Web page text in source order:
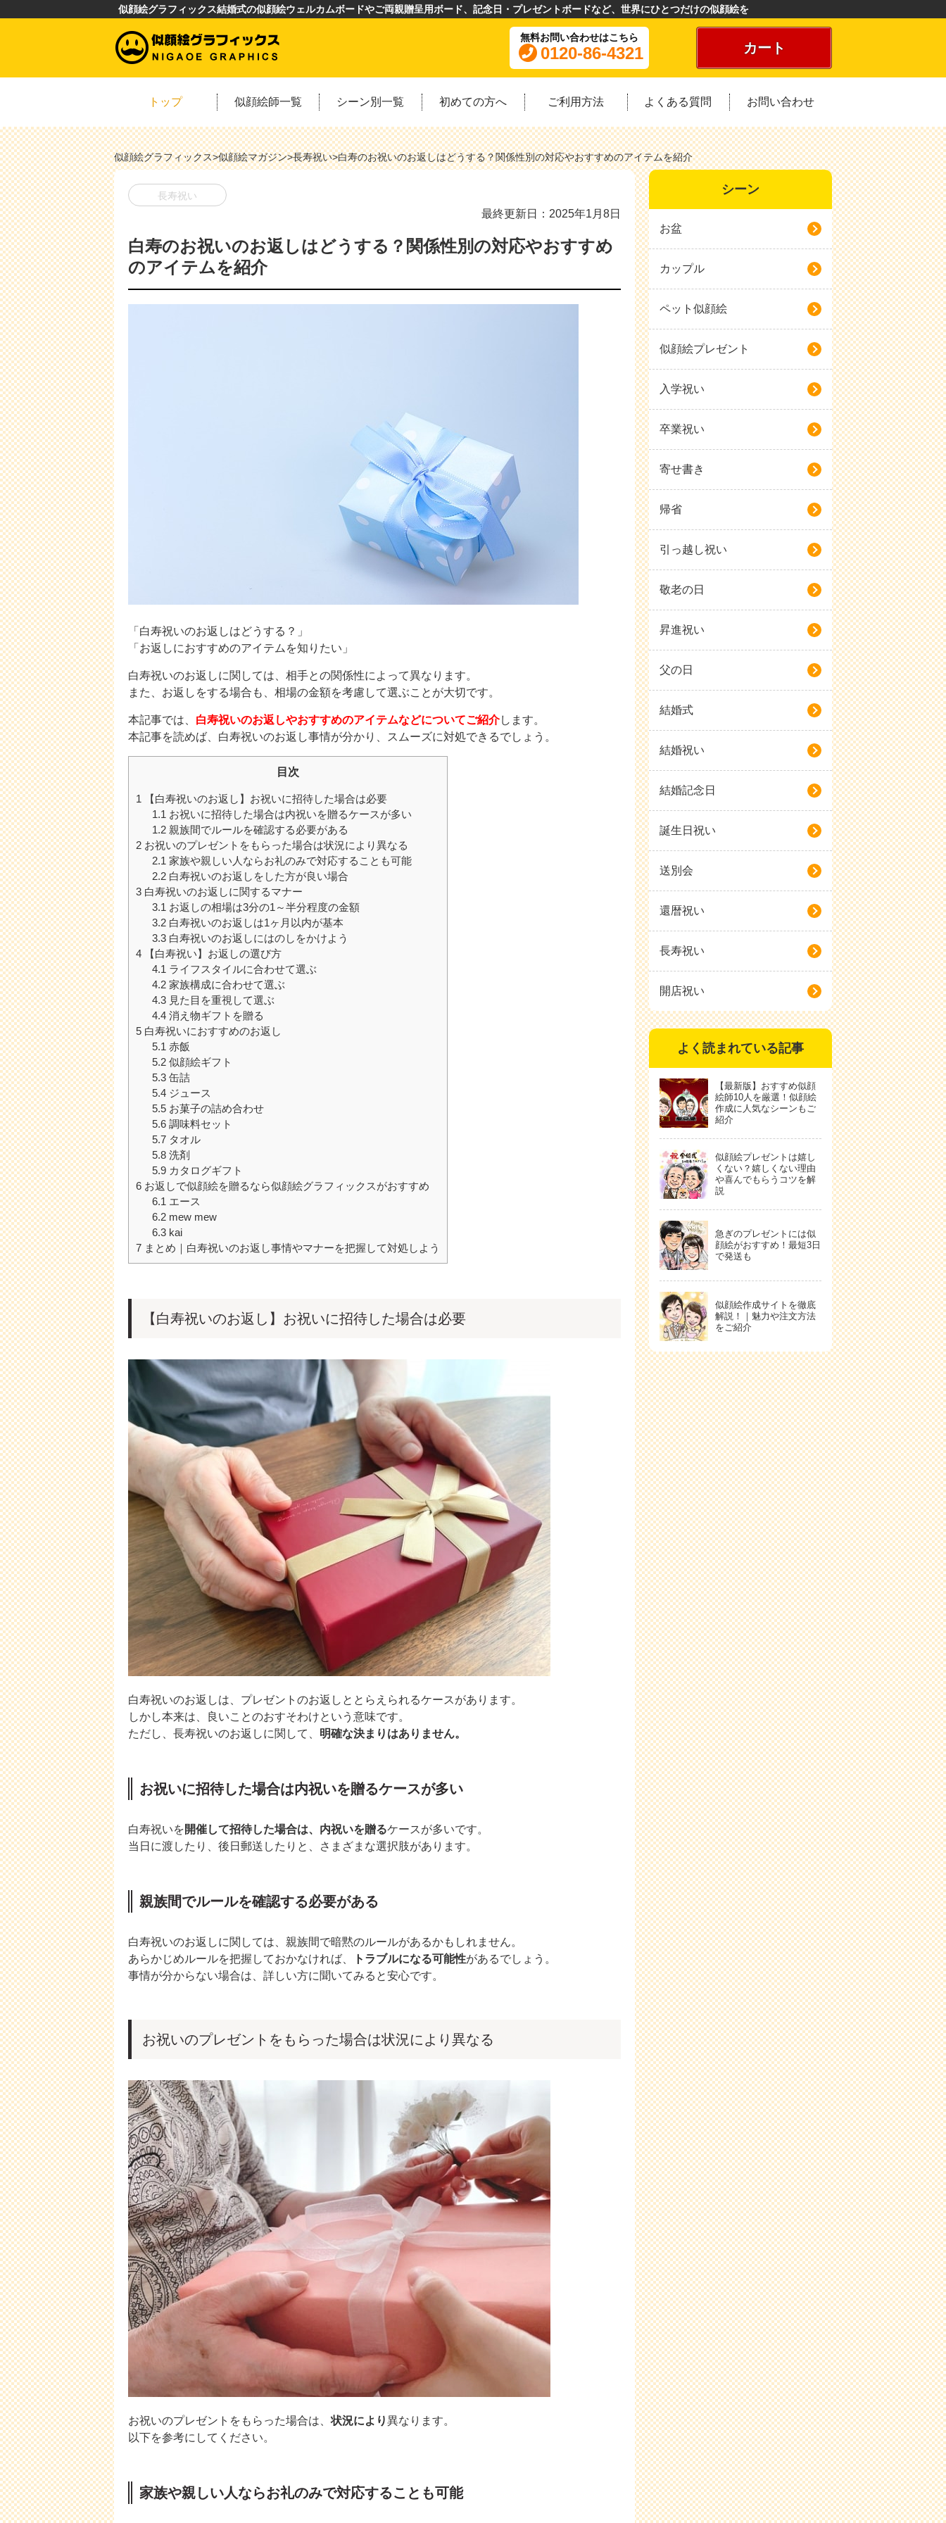
似顔絵グラフィックス結婚式の似顔絵ウェルカムボードやご両親贈呈用ボード、記念日・プレゼントボードなど、世界にひとつだけの似顔絵を
無料お問い合わせはこちら
0120-86-4321 カート
トップ 似顔絵師一覧 シーン別一覧 初めての方へ ご利用方法 よくある質問 お問い合わせ
似顔絵グラフィックス>似顔絵マガジン>長寿祝い>白寿のお祝いのお返しはどうする？関係性別の対応やおすすめのアイテムを紹介
長寿祝い
最終更新日：2025年1月8日
白寿のお祝いのお返しはどうする？関係性別の対応やおすすめ
のアイテムを紹介
「白寿祝いのお返しはどうする？」
「お返しにおすすめのアイテムを知りたい」
白寿祝いのお返しに関しては、相手との関係性によって異なります。
また、お返しをする場合も、相場の金額を考慮して選ぶことが大切です。
本記事では、 白寿祝いのお返しやおすすめのアイテムなどについてご紹介します。
本記事を読めば、白寿祝いのお返し事情が分かり、スムーズに対処できるでしょう。
目次
1 【白寿祝いのお返し】お祝いに招待した場合は必要
1.1 お祝いに招待した場合は内祝いを贈るケースが多い
1.2親族間でルールを確認する必要がある
2 お祝いのプレゼントをもらった場合は状況により異なる
2.1 家族や親しい人ならお礼のみで対応することも可能
2.2白寿祝いのお返しをした方が良い場合
3 白寿祝いのお返しに関するマナー
3.1 お返しの相場は3分の1～半分程度の金額
3.2白寿祝いのお返しは1ヶ月以内が基本
3.3白寿祝いのお返しにはのしをかけよう
4 【白寿祝い】お返しの選び方
4.1 ライフスタイルに合わせて選ぶ
4.2家族構成に合わせて選ぶ
4.3見た目を重視して選ぶ
4.4消え物ギフトを贈る
5 白寿祝いにおすすめのお返し
5.1 赤飯
5.2似顔絵ギフト
5.3缶詰
5.4ジュース
5.5お菓子の詰め合わせ
5.6調味料セット
5.7タオル
5.8洗剤
5.9カタログギフト
6 お返しで似顔絵を贈るなら似顔絵グラフィックスがおすすめ
6.1 エース
6.2mew mew
6.3kai
7 まとめ｜白寿祝いのお返し事情やマナーを把握して対処しよう
【白寿祝いのお返し】お祝いに招待した場合は必要
白寿祝いのお返しは、プレゼントのお返しととらえられるケースがあります。
しかし本来は、良いことのおすそわけという意味です。
ただし、長寿祝いのお返しに関して、 明確な決まりはありません。
お祝いに招待した場合は内祝いを贈るケースが多い
白寿祝いを開催して招待した場合は、内祝いを贈るケースが多いです。
当日に渡したり、後日郵送したりと、さまざまな選択肢があります。
親族間でルールを確認する必要がある
白寿祝いのお返しに関しては、親族間で暗黙のルールがあるかもしれません。
あらかじめルールを把握しておかなければ、
トラブルになる可能性があるでしょう。
事情が分からない場合は、詳しい方に聞いてみると安心です。
お祝いのプレゼントをもらった場合は状況により異なる
お祝いのプレゼントをもらった場合は、状況により異なります。
以下を参考にしてください。
家族や親しい人ならお礼のみで対応することも可能
シーン
お盆
カップル
ペット似顔絵
似顔絵プレゼント
入学祝い
卒業祝い
寄せ書き
帰省
引っ越し祝い
敬老の日
昇進祝い
父の日
結婚式
結婚祝い
結婚記念日
誕生日祝い
送別会
還暦祝い
長寿祝い
開店祝い
よく読まれている記事
【最新版】おすすめ似顔
絵師10人を厳選！似顔絵
作成に人気なシーンもご
紹介
似顔絵プレゼントは嬉し
くない？嬉しくない理由
や喜んでもらうコツを解
説
急ぎのプレゼントには似
顔絵がおすすめ！最短3日
で発送も
似顔絵作成サイトを徹底
解説！｜魅力や注文方法
をご紹介